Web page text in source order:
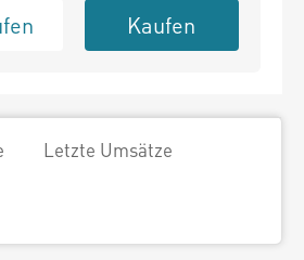
Kaufen
Letzte Umsätze